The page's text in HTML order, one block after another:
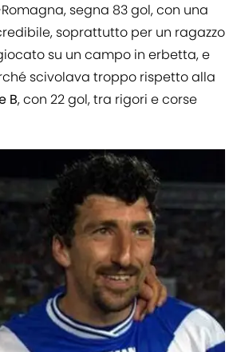
segna 83 gol, con una
soprattutto per un ragazzo
su un campo in erbetta, e
scivolava troppo rispetto alla
B, con 22 gol, tra rigori e corse